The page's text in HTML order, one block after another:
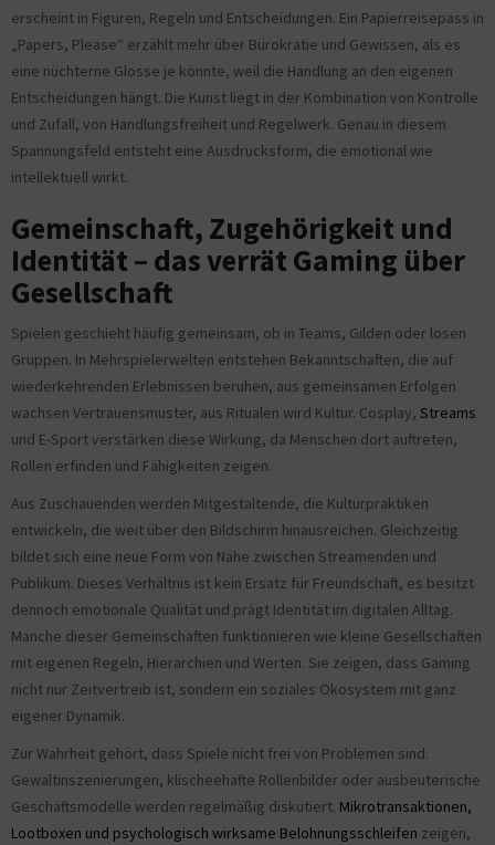
erscheint in Figuren, Regeln und Entscheidungen. Ein Papierreisepass in
„Papers, Please“ erzählt mehr über Bürokratie und Gewissen, als es
eine nüchterne Glosse je könnte, weil die Handlung an den eigenen
Entscheidungen hängt. Die Kunst liegt in der Kombination von Kontrolle
und Zufall, von Handlungsfreiheit und Regelwerk. Genau in diesem
Spannungsfeld entsteht eine Ausdrucksform, die emotional wie
intellektuell wirkt.
Gemeinschaft, Zugehörigkeit und
Identität – das verrät Gaming über
Gesellschaft
Spielen geschieht häufig gemeinsam, ob in Teams, Gilden oder losen
Gruppen. In Mehrspielerwelten entstehen Bekanntschaften, die auf
wiederkehrenden Erlebnissen beruhen, aus gemeinsamen Erfolgen
wachsen Vertrauensmuster, aus Ritualen wird Kultur. Cosplay, Streams
und E-Sport verstärken diese Wirkung, da Menschen dort auftreten,
Rollen erfinden und Fähigkeiten zeigen.
Aus Zuschauenden werden Mitgestaltende, die Kulturpraktiken
entwickeln, die weit über den Bildschirm hinausreichen. Gleichzeitig
bildet sich eine neue Form von Nähe zwischen Streamenden und
Publikum. Dieses Verhältnis ist kein Ersatz für Freundschaft, es besitzt
dennoch emotionale Qualität und prägt Identität im digitalen Alltag.
Manche dieser Gemeinschaften funktionieren wie kleine Gesellschaften
mit eigenen Regeln, Hierarchien und Werten. Sie zeigen, dass Gaming
nicht nur Zeitvertreib ist, sondern ein soziales Ökosystem mit ganz
eigener Dynamik.
Zur Wahrheit gehört, dass Spiele nicht frei von Problemen sind.
Gewaltinszenierungen, klischeehafte Rollenbilder oder ausbeuterische
Geschäftsmodelle werden regelmäßig diskutiert. Mikrotransaktionen,
Lootboxen und psychologisch wirksame Belohnungsschleifen zeigen,